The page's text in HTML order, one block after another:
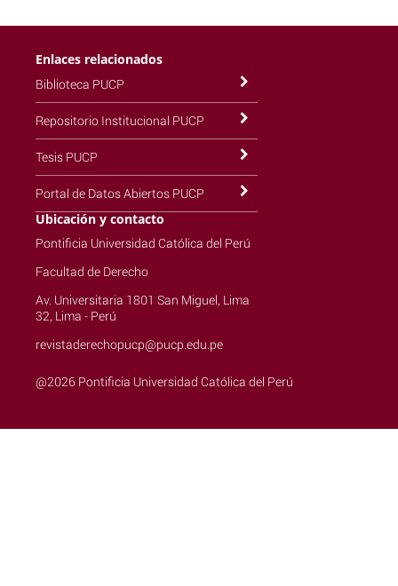
Enlaces relacionados
Biblioteca PUCP
Repositorio Institucional PUCP
Tesis PUCP
Portal de Datos Abiertos PUCP
Ubicación y contacto
Pontificia Universidad Católica del Perú
Facultad de Derecho
Av. Universitaria 1801 San Miguel, Lima
32, Lima - Perú
revistaderechopucp@pucp.edu.pe
@2026 Pontificia Universidad Católica del Perú